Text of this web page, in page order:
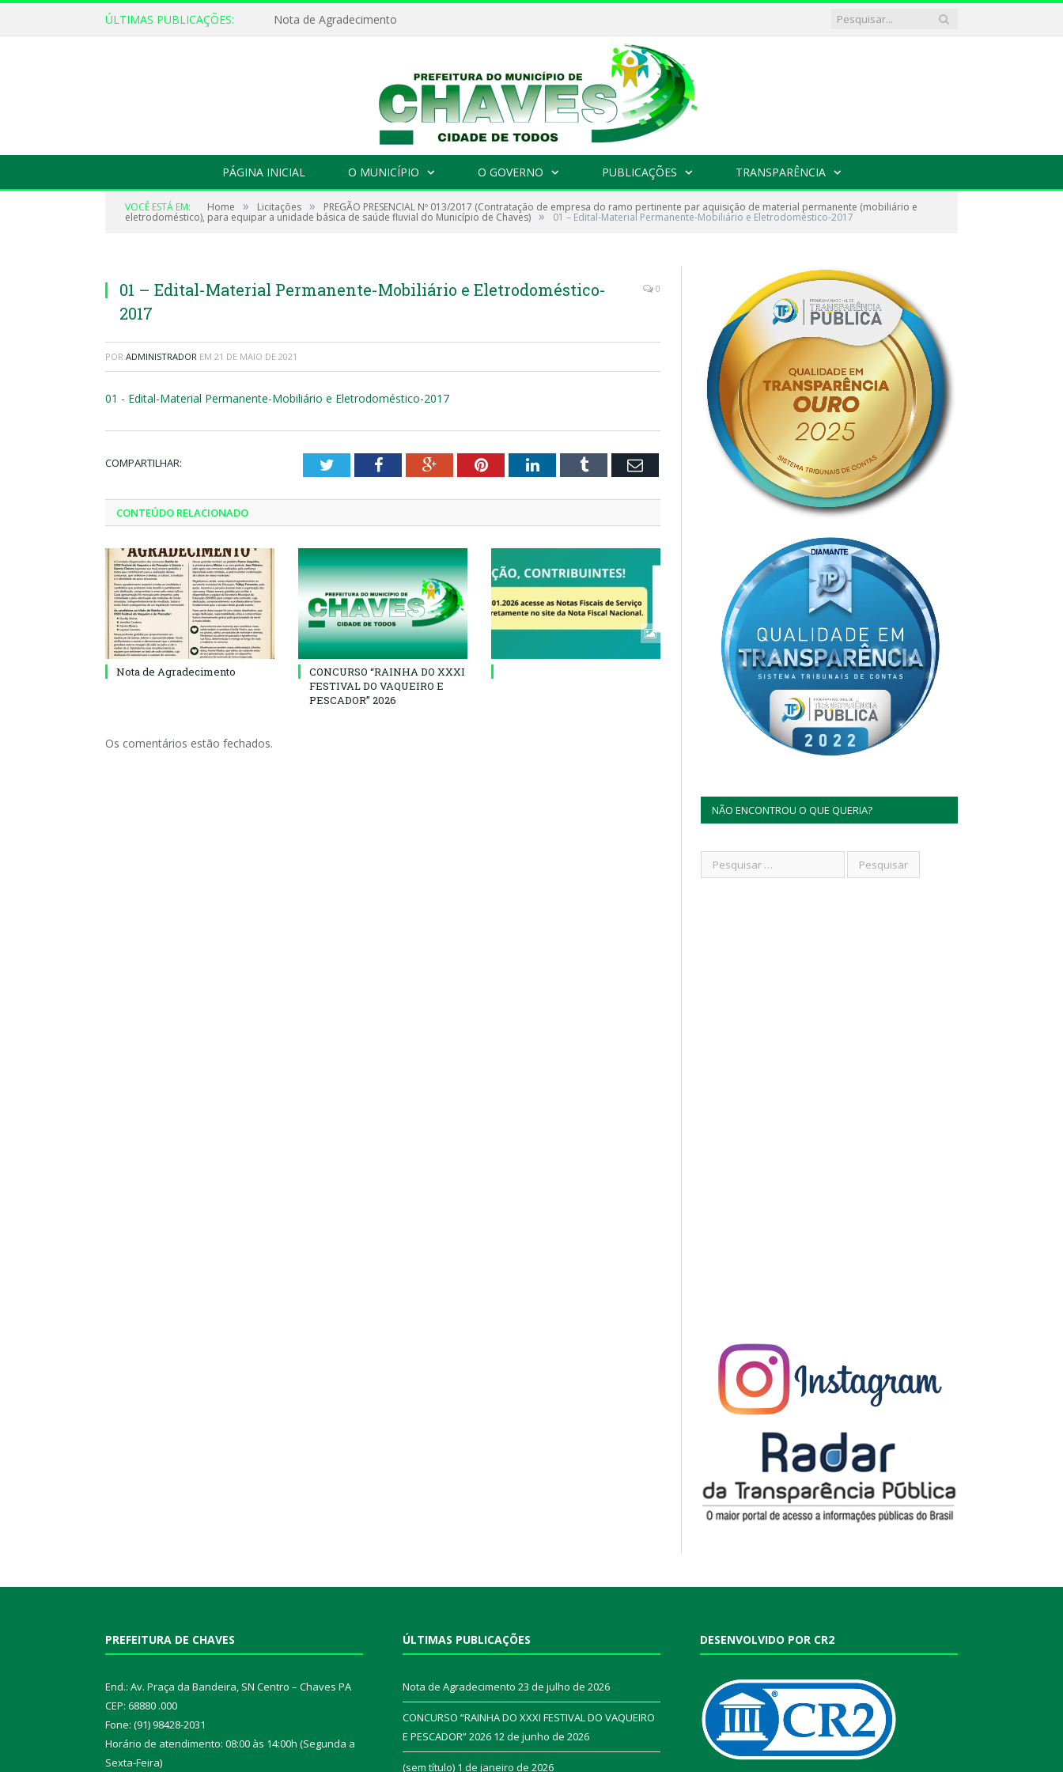
ÚLTIMAS PUBLICAÇÕES: Nota de Agradecimento
PÁGINA INICIAL O MUNICÍPIO O GOVERNO PUBLICAÇÕES TRANSPARÊNCIA
VOCÊ ESTÁ EM: Home » Licitações » PREGÃO PRESENCIAL Nº 013/2017 (Contratação de empresa do ramo pertinente par aquisição de material permanente (mobiliário e
eletrodoméstico), para equipar a unidade básica de saúde fluvial do Município de Chaves) » 01 – Edital-Material Permanente-Mobiliário e Eletrodoméstico-2017
01 – Edital-Material Permanente-Mobiliário e Eletrodoméstico-
2017
0
POR ADMINISTRADOR EM 21 DE MAIO DE 2021
01 - Edital-Material Permanente-Mobiliário e Eletrodoméstico-2017
COMPARTILHAR: TwitterFacebookGoogle+PinterestLinkedInTumblr Email
CONTEÚDO RELACIONADO
Nota de Agradecimento
CONCURSO “RAINHA DO XXXI
FESTIVAL DO VAQUEIRO E
PESCADOR” 2026
Os comentários estão fechados.
NÃO ENCONTROU O QUE QUERIA?
PREFEITURA DE CHAVES
End.: Av. Praça da Bandeira, SN Centro – Chaves PA
CEP: 68880 .000
Fone: (91) 98428-2031
Horário de atendimento: 08:00 às 14:00h (Segunda a
Sexta-Feira)
ÚLTIMAS PUBLICAÇÕES
Nota de Agradecimento 23 de julho de 2026
CONCURSO “RAINHA DO XXXI FESTIVAL DO VAQUEIRO
E PESCADOR” 2026 12 de junho de 2026
(sem título) 1 de janeiro de 2026
DESENVOLVIDO POR CR2